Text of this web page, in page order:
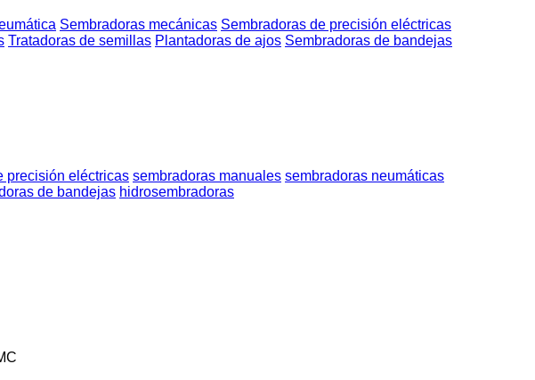
Sembradoras mecánicas Sembradoras de precisión eléctricas
Tratadoras de semillas Plantadoras de ajos Sembradoras de bandejas
precisión eléctricas sembradoras manuales sembradoras neumáticas
de bandejas hidrosembradoras